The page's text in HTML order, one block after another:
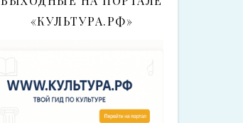
«КУЛЬТУРА.РФ»